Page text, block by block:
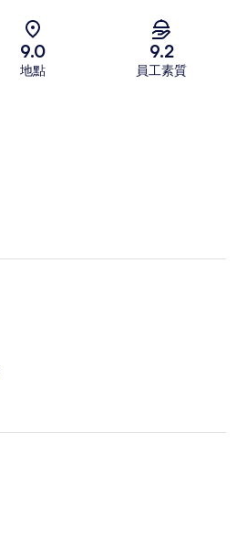
9.0
地點
9.2
員工素質